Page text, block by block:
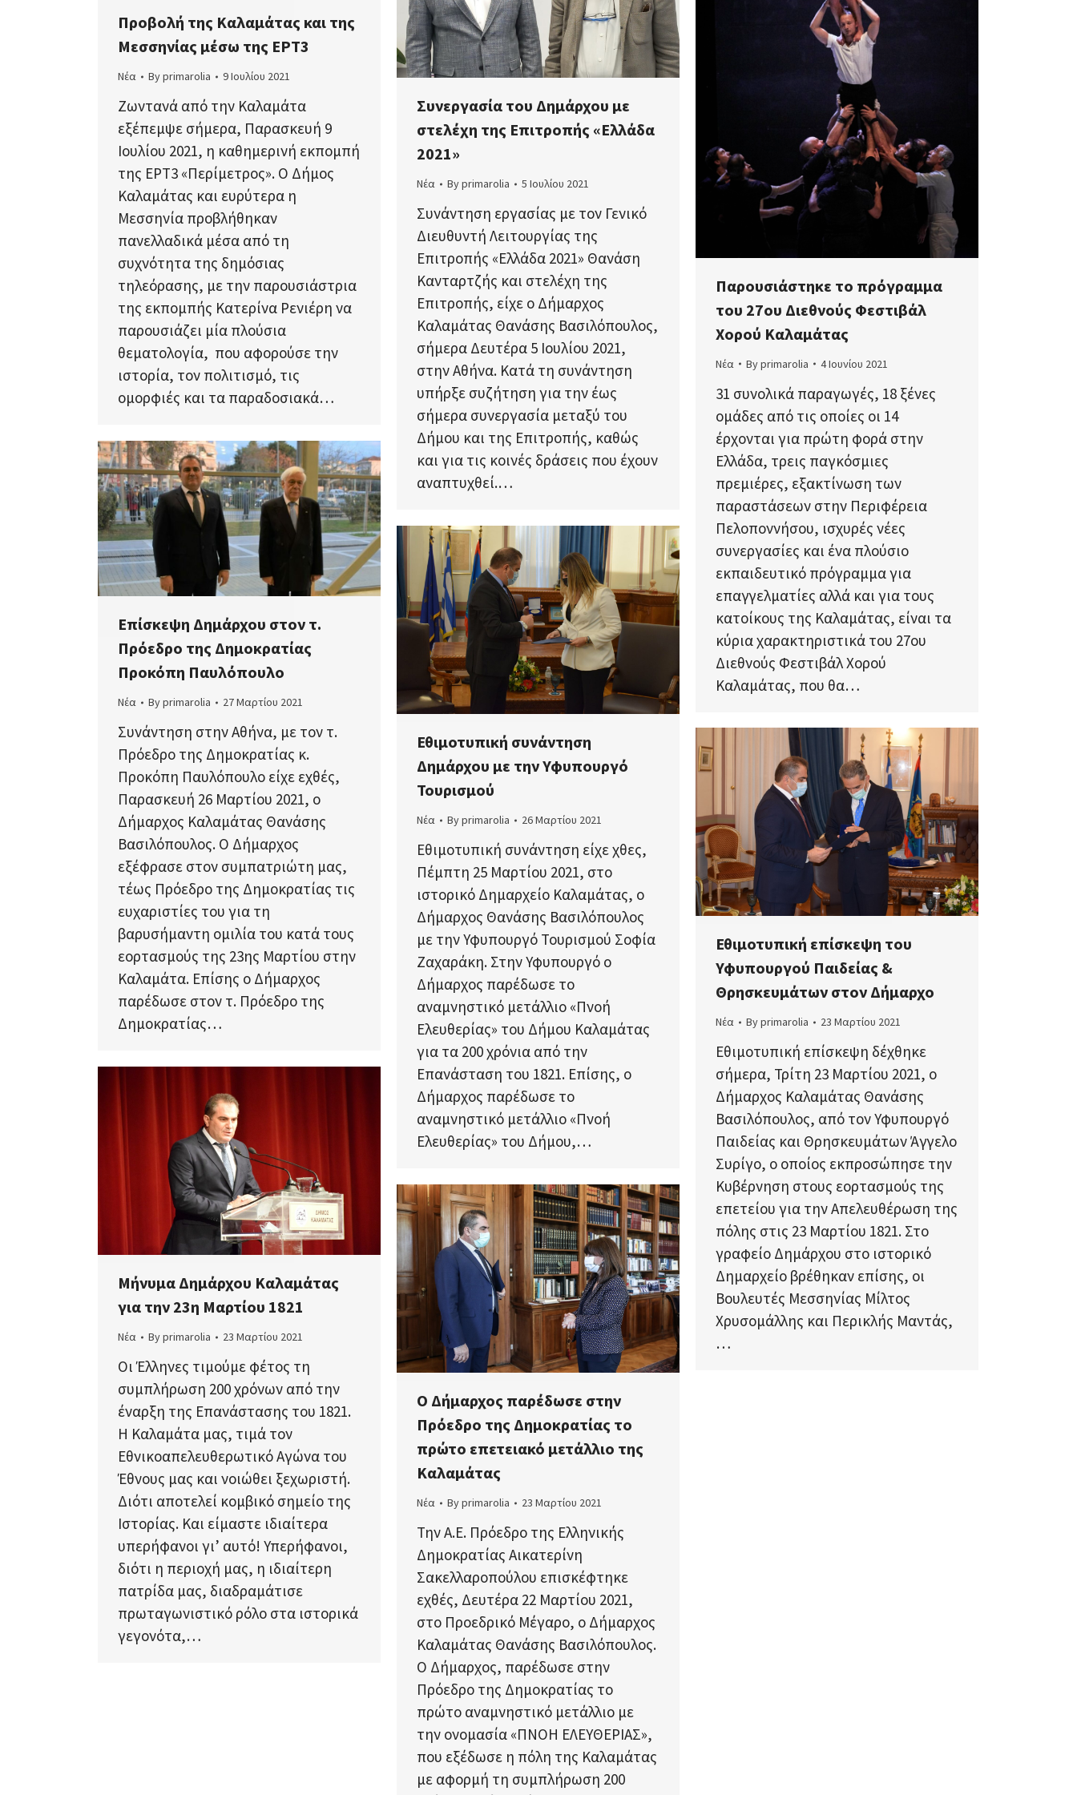
Προβολή της Καλαμάτας και της
Μεσσηνίας μέσω της ΕΡΤ3
Νέα Byprimarolia 9 Ιουλίου 2021
Ζωντανά από την Καλαμάτα
εξέπεμψε σήμερα, Παρασκευή 9
Ιουλίου 2021, η καθημερινή εκπομπή
της ΕΡΤ3 «Περίμετρος». Ο Δήμος
Καλαμάτας και ευρύτερα η
Μεσσηνία προβλήθηκαν
πανελλαδικά μέσα από τη
συχνότητα της δημόσιας
τηλεόρασης, με την παρουσιάστρια
της εκπομπής Κατερίνα Ρενιέρη να
παρουσιάζει μία πλούσια
θεματολογία, που αφορούσε την
ιστορία, τον πολιτισμό, τις
ομορφιές και τα παραδοσιακά…
Συνεργασία του Δημάρχου με
στελέχη της Επιτροπής «Ελλάδα
2021»
Νέα Byprimarolia 5 Ιουλίου 2021
Συνάντηση εργασίας με τον Γενικό
Διευθυντή Λειτουργίας της
Επιτροπής «Ελλάδα 2021» Θανάση
Κανταρτζής και στελέχη της
Επιτροπής, είχε ο Δήμαρχος
Καλαμάτας Θανάσης Βασιλόπουλος,
σήμερα Δευτέρα 5 Ιουλίου 2021,
στην Αθήνα. Κατά τη συνάντηση
υπήρξε συζήτηση για την έως
σήμερα συνεργασία μεταξύ του
Δήμου και της Επιτροπής, καθώς
και για τις κοινές δράσεις που έχουν
αναπτυχθεί.…
Παρουσιάστηκε το πρόγραμμα
του 27ου Διεθνούς Φεστιβάλ
Χορού Καλαμάτας
Νέα Byprimarolia 4 Ιουνίου 2021
31 συνολικά παραγωγές, 18 ξένες
ομάδες από τις οποίες οι 14
έρχονται για πρώτη φορά στην
Ελλάδα, τρεις παγκόσμιες
πρεμιέρες, εξακτίνωση των
παραστάσεων στην Περιφέρεια
Πελοποννήσου, ισχυρές νέες
συνεργασίες και ένα πλούσιο
εκπαιδευτικό πρόγραμμα για
επαγγελματίες αλλά και για τους
κατοίκους της Καλαμάτας, είναι τα
κύρια χαρακτηριστικά του 27ου
Διεθνούς Φεστιβάλ Χορού
Καλαμάτας, που θα…
Επίσκεψη Δημάρχου στον τ.
Πρόεδρο της Δημοκρατίας
Προκόπη Παυλόπουλο
Νέα Byprimarolia 27 Μαρτίου 2021
Συνάντηση στην Αθήνα, με τον τ.
Πρόεδρο της Δημοκρατίας κ.
Προκόπη Παυλόπουλο είχε εχθές,
Παρασκευή 26 Μαρτίου 2021, ο
Δήμαρχος Καλαμάτας Θανάσης
Βασιλόπουλος. Ο Δήμαρχος
εξέφρασε στον συμπατριώτη μας,
τέως Πρόεδρο της Δημοκρατίας τις
ευχαριστίες του για τη
βαρυσήμαντη ομιλία του κατά τους
εορτασμούς της 23ης Μαρτίου στην
Καλαμάτα. Επίσης ο Δήμαρχος
παρέδωσε στον τ. Πρόεδρο της
Δημοκρατίας…
Εθιμοτυπική συνάντηση
Δημάρχου με την Υφυπουργό
Τουρισμού
Νέα Byprimarolia 26 Μαρτίου 2021
Εθιμοτυπική συνάντηση είχε χθες,
Πέμπτη 25 Μαρτίου 2021, στο
ιστορικό Δημαρχείο Καλαμάτας, ο
Δήμαρχος Θανάσης Βασιλόπουλος
με την Υφυπουργό Τουρισμού Σοφία
Ζαχαράκη. Στην Υφυπουργό ο
Δήμαρχος παρέδωσε το
αναμνηστικό μετάλλιο «Πνοή
Ελευθερίας» του Δήμου Καλαμάτας
για τα 200 χρόνια από την
Επανάσταση του 1821. Επίσης, ο
Δήμαρχος παρέδωσε το
αναμνηστικό μετάλλιο «Πνοή
Ελευθερίας» του Δήμου,…
Εθιμοτυπική επίσκεψη του
Υφυπουργού Παιδείας &
Θρησκευμάτων στον Δήμαρχο
Νέα Byprimarolia 23 Μαρτίου 2021
Εθιμοτυπική επίσκεψη δέχθηκε
σήμερα, Τρίτη 23 Μαρτίου 2021, ο
Δήμαρχος Καλαμάτας Θανάσης
Βασιλόπουλος, από τον Υφυπουργό
Παιδείας και Θρησκευμάτων Άγγελο
Συρίγο, ο οποίος εκπροσώπησε την
Κυβέρνηση στους εορτασμούς της
επετείου για την Απελευθέρωση της
πόλης στις 23 Μαρτίου 1821. Στο
γραφείο Δημάρχου στο ιστορικό
Δημαρχείο βρέθηκαν επίσης, οι
Βουλευτές Μεσσηνίας Μίλτος
Χρυσομάλλης και Περικλής Μαντάς,
…
Μήνυμα Δημάρχου Καλαμάτας
για την 23η Μαρτίου 1821
Νέα Byprimarolia 23 Μαρτίου 2021
Οι Έλληνες τιμούμε φέτος τη
συμπλήρωση 200 χρόνων από την
έναρξη της Επανάστασης του 1821.
Η Καλαμάτα μας, τιμά τον
Εθνικοαπελευθερωτικό Αγώνα του
Έθνους μας και νοιώθει ξεχωριστή.
Διότι αποτελεί κομβικό σημείο της
Ιστορίας. Και είμαστε ιδιαίτερα
υπερήφανοι γι’ αυτό! Υπερήφανοι,
διότι η περιοχή μας, η ιδιαίτερη
πατρίδα μας, διαδραμάτισε
πρωταγωνιστικό ρόλο στα ιστορικά
γεγονότα,…
Ο Δήμαρχος παρέδωσε στην
Πρόεδρο της Δημοκρατίας το
πρώτο επετειακό μετάλλιο της
Καλαμάτας
Νέα Byprimarolia 23 Μαρτίου 2021
Την Α.Ε. Πρόεδρο της Ελληνικής
Δημοκρατίας Αικατερίνη
Σακελλαροπούλου επισκέφτηκε
εχθές, Δευτέρα 22 Μαρτίου 2021,
στο Προεδρικό Μέγαρο, ο Δήμαρχος
Καλαμάτας Θανάσης Βασιλόπουλος.
Ο Δήμαρχος, παρέδωσε στην
Πρόεδρο της Δημοκρατίας το
πρώτο αναμνηστικό μετάλλιο με
την ονομασία «ΠΝΟΗ ΕΛΕΥΘΕΡΙΑΣ»,
που εξέδωσε η πόλη της Καλαμάτας
με αφορμή τη συμπλήρωση 200